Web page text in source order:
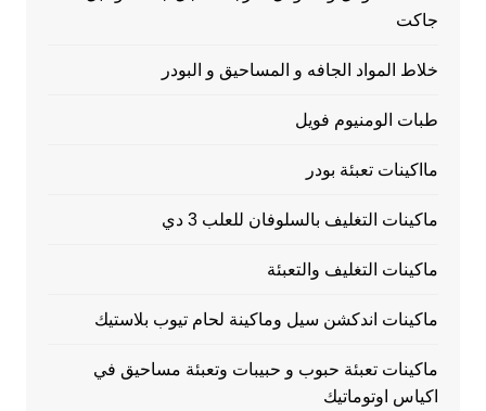
جاكت
خلاط المواد الجافه و المساحيق و البودر
طبات الومنيوم فويل
مااكينات تعبئة بودر
ماكينات التغليف بالسلوفان للعلب 3 دي
ماكينات التغليف والتعبئة
ماكينات اندكشن سيل وماكينة لحام تيوب بلاستيك
ماكينات تعبئة حبوب و حبيبات وتعبئة مساحيق في
اكياس اوتوماتيك